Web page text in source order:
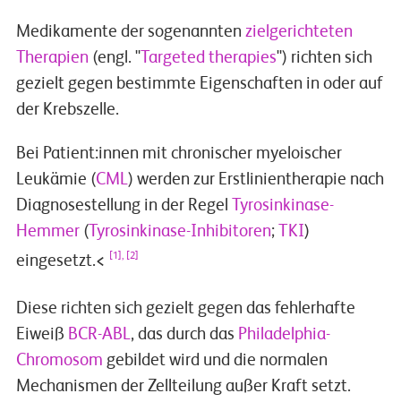
Medikamente der sogenannten zielgerichteten
Therapien (engl. "Targeted therapies") richten sich
gezielt gegen bestimmte Eigenschaften in oder auf
der Krebszelle.
Bei Patient:innen mit chronischer myeloischer
Leukämie (CML) werden zur Erstlinientherapie nach
Diagnosestellung in der Regel
Tyrosinkinase-
Hemmer( Tyrosinkinase-Inhibitoren; TKI)
eingesetzt.<
[1], [2]
Diese richten sich gezielt gegen das fehlerhafte
Eiweiß BCR-ABL, das durch das Philadelphia-
Chromosom gebildet wird und die normalen
Mechanismen der Zellteilung außer Kraft setzt.